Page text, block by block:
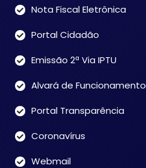
Nota Fiscal Eletrônica
Portal Cidadão
Emissão 2ª Via IPTU
Alvará de Funcionamento
Portal Transparência
Coronavírus
Webmail